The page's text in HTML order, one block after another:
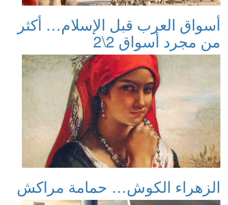
أسواق العرب قبل الإسلام… أكثر
من مجرد أسواق 2\2
الزهراء الكوش… حمامة مراكش